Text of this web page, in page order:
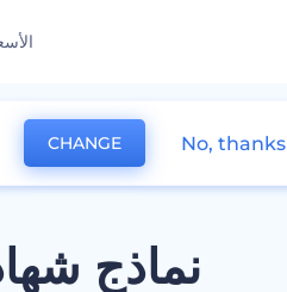
نماذج
CHANGE No, thanks